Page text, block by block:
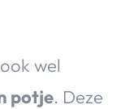
wel
potje. Deze